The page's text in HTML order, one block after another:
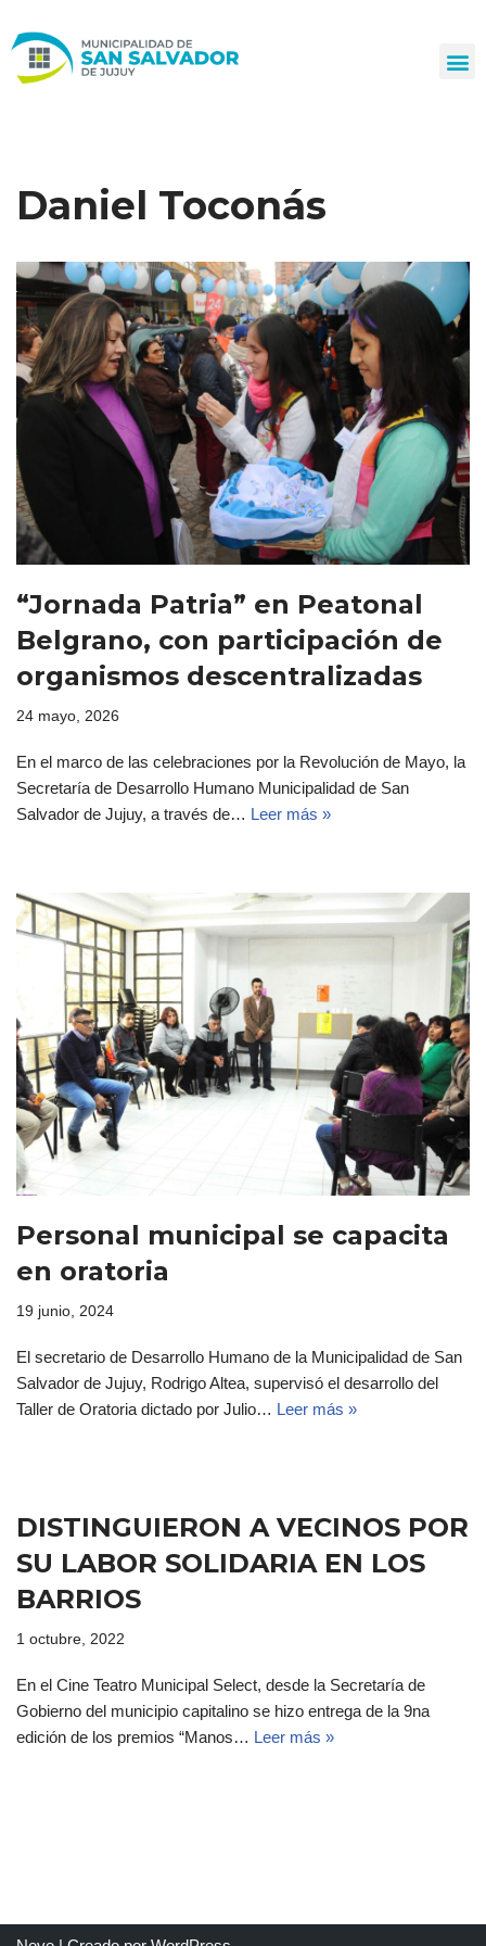
al
Daniel Toconás
“Jornada Patria” en Peatonal
Belgrano, con participación de
organismos descentralizadas
24 mayo, 2026
En el marco de las celebraciones por la Revolución de Mayo, la
Secretaría de Desarrollo Humano Municipalidad de San
Salvador de Jujuy, a través de… Leer más »
Personal municipal se capacita
en oratoria
19 junio, 2024
El secretario de Desarrollo Humano de la Municipalidad de San
Salvador de Jujuy, Rodrigo Altea, supervisó el desarrollo del
Taller de Oratoria dictado por Julio… Leer más »
DISTINGUIERON A VECINOS POR
SU LABOR SOLIDARIA EN LOS
BARRIOS
1 octubre, 2022
En el Cine Teatro Municipal Select, desde la Secretaría de
Gobierno del municipio capitalino se hizo entrega de la 9na
edición de los premios “Manos… Leer más »